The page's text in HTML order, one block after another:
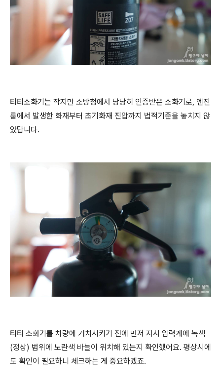
티티소화기는 작지만 소방청에서 당당히 인증받은 소화기로, 엔진
룸에서 발생한 화재부터 초기화재 진압까지 법적기준을 놓치지 않
았답니다.
티티 소화기를 차량에 거치시키기 전에 먼저 지시 압력계에 녹색
(정상) 범위에 노란색 바늘이 위치해 있는지 확인했어요. 평상시에
도 확인이 필요하니 체크하는 게 중요하겠죠.